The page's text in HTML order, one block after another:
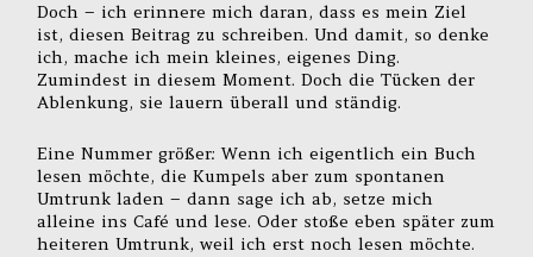
Doch – ich erinnere mich daran, dass es mein Ziel
ist, diesen Beitrag zu schreiben. Und damit, so denke
ich, mache ich mein kleines, eigenes Ding.
Zumindest in diesem Moment. Doch die Tücken der
Ablenkung, sie lauern überall und ständig.
Eine Nummer größer: Wenn ich eigentlich ein Buch
lesen möchte, die Kumpels aber zum spontanen
Umtrunk laden – dann sage ich ab, setze mich
alleine ins Café und lese. Oder stoße eben später zum
heiteren Umtrunk, weil ich erst noch lesen möchte.